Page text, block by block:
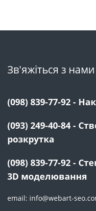
Зв'яжіться з нами
(098) 839-77-92 -
(093) 249-40-84 -
розкрутка
(098) 839-77-92 -
3D моделювання
email: info@webart-